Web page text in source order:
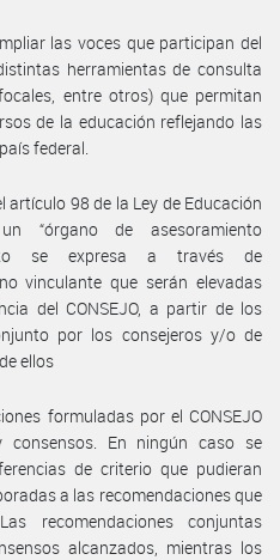
las voces que participan del
herramientas de consulta
entre otros) que permitan
de la educación reflejando las
federal.
artículo 98 de la Ley de Educación
“órgano de asesoramiento
se expresa a través de
vinculante que serán elevadas
del CONSEJO, a partir de los
por los consejeros y/o de
ellos
formuladas por el CONSEJO
En ningún caso se
de criterio que pudieran
a las recomendaciones que
recomendaciones conjuntas
alcanzados, mientras los